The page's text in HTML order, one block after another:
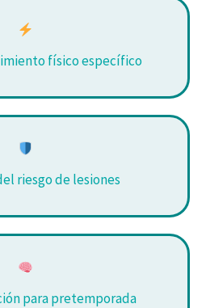
físico específico
riesgo de lesiones
para pretemporada